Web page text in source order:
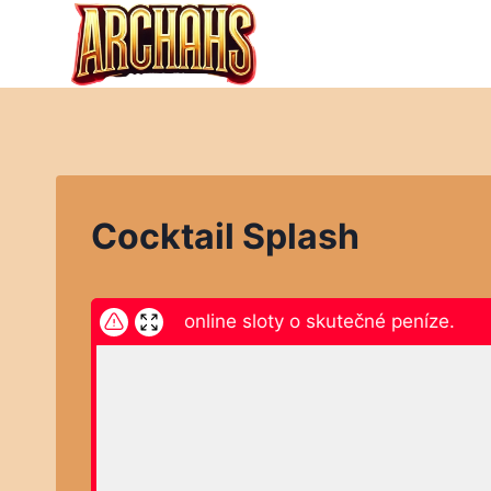
Přeskočit
Cocktail Splash
zde a hrajte online sloty o skutečné peníze.